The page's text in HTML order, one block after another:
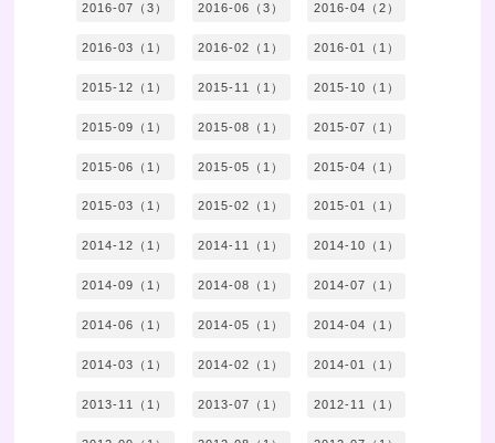
2016-07（3） 2016-06（3） 2016-04（2）
2016-03（1） 2016-02（1） 2016-01（1）
2015-12（1） 2015-11（1） 2015-10（1）
2015-09（1） 2015-08（1） 2015-07（1）
2015-06（1） 2015-05（1） 2015-04（1）
2015-03（1） 2015-02（1） 2015-01（1）
2014-12（1） 2014-11（1） 2014-10（1）
2014-09（1） 2014-08（1） 2014-07（1）
2014-06（1） 2014-05（1） 2014-04（1）
2014-03（1） 2014-02（1） 2014-01（1）
2013-11（1） 2013-07（1） 2012-11（1）